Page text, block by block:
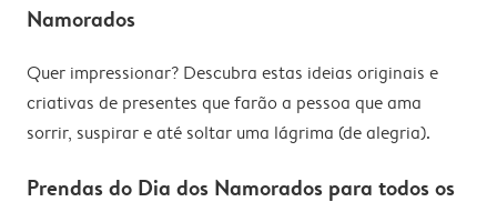
Namorados
Quer impressionar? Descubra estas ideias originais e
criativas de presentes que farão a pessoa que ama
sorrir, suspirar e até soltar uma lágrima (de alegria).
Prendas do Dia dos Namorados para todos os